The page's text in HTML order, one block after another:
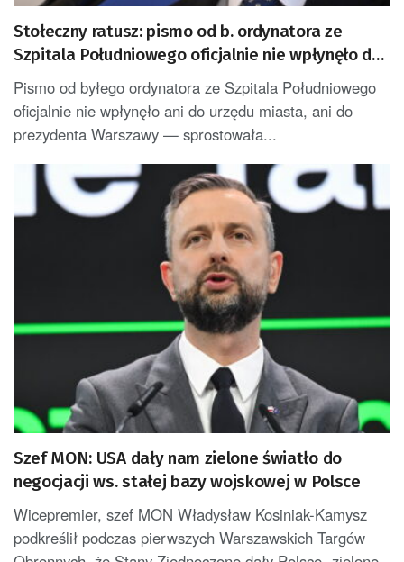
Stołeczny ratusz: pismo od b. ordynatora ze
Szpitala Południowego oficjalnie nie wpłynęło do
urzędu [AKTUALIZOWANY]
Pismo od byłego ordynatora ze Szpitala Południowego
oficjalnie nie wpłynęło ani do urzędu miasta, ani do
prezydenta Warszawy — sprostowała...
Szef MON: USA dały nam zielone światło do
negocjacji ws. stałej bazy wojskowej w Polsce
Wicepremier, szef MON Władysław Kosiniak-Kamysz
podkreślił podczas pierwszych Warszawskich Targów